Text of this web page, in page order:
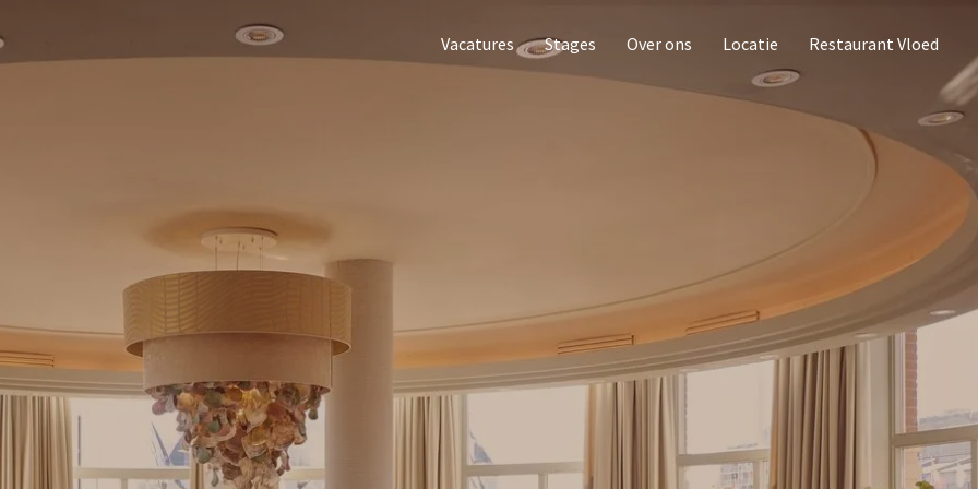
Vacatures Stages Over ons Locatie Restaurant Vloed